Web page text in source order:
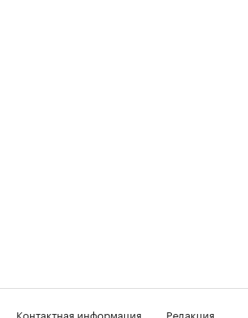
Контактная информация
Редакция